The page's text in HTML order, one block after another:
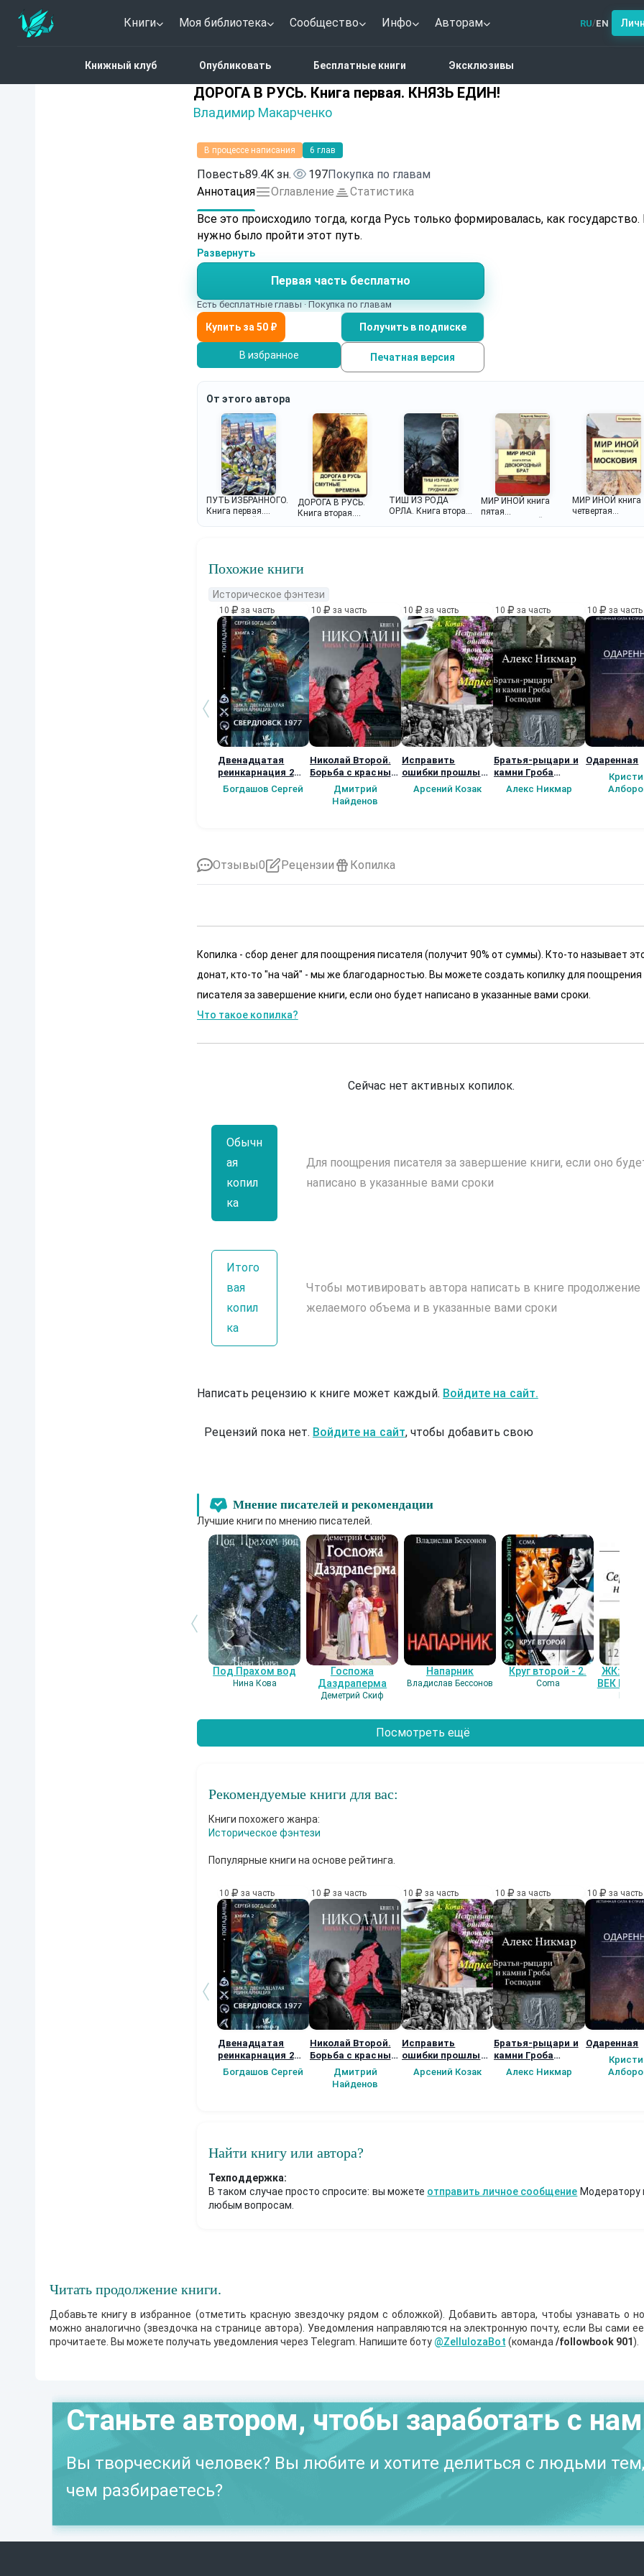
Книги Моя библиотека Сообщество Инфо Авторам RU/EN
Книжный клуб Опубликовать Бесплатные книги Эксклюзивы
ДОРОГА В РУСЬ. Книга первая. КНЯЗЬ ЕДИН!
ДОРОГА В РУСЬ. Книга первая. КНЯЗЬ ЕДИН!
Владимир Макарченко
Нет оценок
В процессе написания 6 глав
Повесть89.4K зн. 197Покупка по главам
Аннотация
Оглавление
Статистика
Все это происходило тогда, когда Русь только формировалась, как государство.
нужно было пройти этот путь.
Развернуть
Первая часть бесплатно
Есть бесплатные главы · Покупка по главам
Получить в подписке
В избранное Печатная версия
От этого автора
ПУТЬ ИЗБРАННОГО.
Книга первая.
ДОРОГА В РУСЬ.
Книга вторая.
ТИШ ИЗ РОДА
ОРЛА. Книга вторая.
МИР ИНОЙ книга
пятая
МИР ИНОЙ книга
четвертая
Похожие книги
Историческое фэнтези
10 за часть
Двенадцатая
реинкарнация 2
Свердловск 1977.
Богдашов Сергей
10 за часть
Николай Второй.
Борьба с красным
террором.Дмитрий
Найденов
10 за часть
Исправить
ошибки прошлых
жизней. Часть 1:
Маркел
Арсений Козак
10 за часть
Братья-рыцари и
камни Гроба
Господня
Алекс Никмар
10 за часть
Одаренная
Отзывы0 Рецензии Копилка
Копилка - сбор денег для поощрения писателя (получит 90% от суммы). Кто-то называет
донат, кто-то "на чай" - мы же благодарностью. Вы можете создать копилку для поощрения
писателя за завершение книги, если оно будет написано в указанные вами сроки.
Что такое копилка?
Сейчас нет активных копилок.
Обычн
ая
копил
ка
Для поощрения писателя за завершение книги, если оно
написано в указанные вами сроки
Итого
вая
копил
ка
Чтобы мотивировать автора написать в книге продолжение
желаемого объема и в указанные вами сроки
Написать рецензию к книге может каждый. Войдите на сайт.
Рецензий пока нет. Войдите на сайт, чтобы добавить свою
Мнение писателей и рекомендации
Лучшие книги по мнению писателей.
Под Прахом вод
Нина Кова
Госпожа
Даздраперма
Деметрий Скиф
Напарник
Владислав Бессонов
Круг второй - 2.
Coma
ЖК:
ВЕК
Гость-
Посмотреть ещё
Рекомендуемые книги для вас:
Книги похожего жанра:
Историческое фэнтези
Популярные книги на основе рейтинга.
10 за часть
Двенадцатая
реинкарнация 2
Свердловск 1977.
Богдашов Сергей
10 за часть
Николай Второй.
Борьба с красным
террором.Дмитрий
Найденов
10 за часть
Исправить
ошибки прошлых
жизней. Часть 1:
Маркел
Арсений Козак
10 за часть
Братья-рыцари и
камни Гроба
Господня
Алекс Никмар
10 за часть
Одаренная
Найти книгу или автора?
Техподдержка:
В таком случае просто спросите: вы можете отправить личное сообщение Модератору
любым вопросам.
Читать продолжение книги.
Добавьте книгу в избранное (отметить красную звездочку рядом с обложкой). Добавить автора, чтобы узнавать о
можно аналогично (звездочка на странице автора). Уведомления направляются на электронную почту, если Вы сами
прочитаете. Вы можете получать уведомления через Telegram. Напишите боту @ZellulozaBot (команда /followbook 901).
Станьте автором, чтобы заработать с
Вы творческий человек? Вы любите и хотите делиться с людьми
чем разбираетесь?